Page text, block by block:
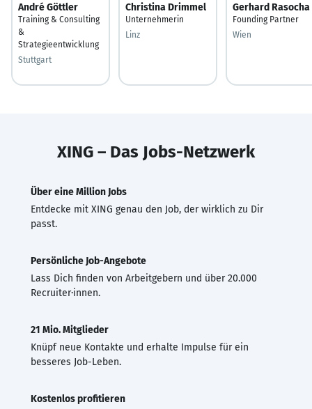
André Göttler
Training & Consulting
&
Strategieentwicklung
Stuttgart
Christina Drimmel
Unternehmerin
Linz
Gerhard Rasocha
Founding Partner
Wien
XING – Das Jobs-Netzwerk
Über eine Million Jobs
Entdecke mit XING genau den Job, der wirklich zu Dir
passt.
Persönliche Job-Angebote
Lass Dich finden von Arbeitgebern und über 20.000
Recruiter·innen.
21 Mio. Mitglieder
Knüpf neue Kontakte und erhalte Impulse für ein
besseres Job-Leben.
Kostenlos profitieren